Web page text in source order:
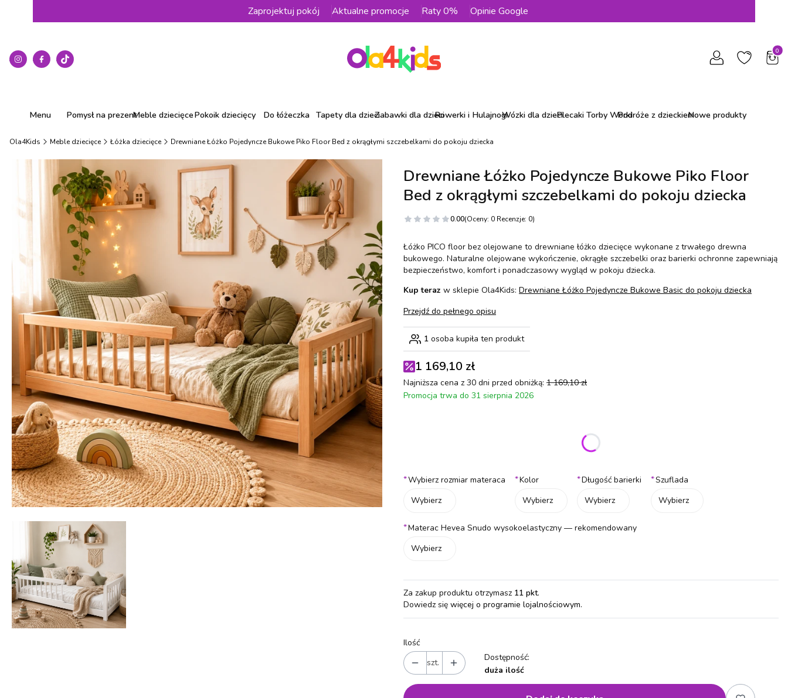
Zaprojektuj pokój Aktualne promocje Raty 0% Opinie Google
Menu Pomysł na prezentMeble dziecięcePokoik dziecięcy Do łóżeczka Tapety dla dzieciZabawki dla dzieciRowerki i HulajnogiWózki dla dzieciPlecaki Torby WorkiPodróże z dzieckiemNowe produkty
Ola4Kids Meble dziecięce Łóżka dziecięce Drewniane Łóżko Pojedyncze Bukowe Piko Floor Bed z okrągłymi szczebelkami do pokoju dziecka
Drewniane Łóżko Pojedyncze Bukowe Piko Floor
Bed z okrągłymi szczebelkami do pokoju dziecka
0.00(Oceny: 0 Recenzje: 0)
Łóżko PICO floor bez olejowane to drewniane łóżko dziecięce wykonane z trwałego drewna
bukowego. Naturalne olejowane wykończenie, okrągłe szczebelki oraz barierki ochronne zapewniają
bezpieczeństwo, komfort i ponadczasowy wygląd w pokoju dziecka.
Kup teraz w sklepie Ola4Kids: Drewniane Łóżko Pojedyncze Bukowe Basic do pokoju dziecka
Przejdź do pełnego opisu
1 osoba kupiła ten produkt
1 169,10 zł
Najniższa cena z 30 dni przed obniżką: 1 169,10 zł
Promocja trwa do 31 sierpnia 2026
*Wybierz rozmiar materaca
Wybierz
*Kolor
Wybierz
*Długość barierki
Wybierz
*Szuflada
Wybierz
*Materac Hevea Snudo wysokoelastyczny — rekomendowany
Wybierz
Za zakup produktu otrzymasz 11 pkt.
Dowiedz się więcej o programie lojalnościowym.
Ilość
szt.
Dostępność:
duża ilość